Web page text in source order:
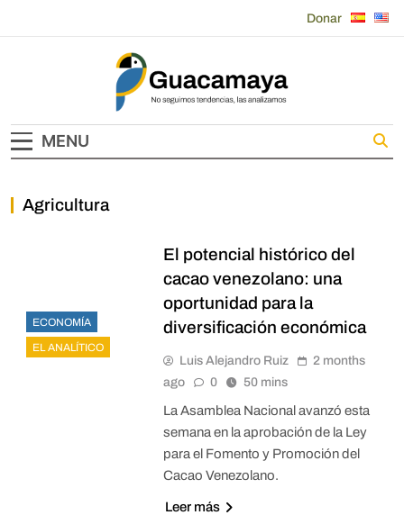
Donar
Guacamaya
MENU
Agricultura
ECONOMÍA
EL ANALÍTICO
El potencial histórico del
cacao venezolano: una
oportunidad para la
diversificación económica
Luis Alejandro Ruiz
2 months
ago
0 50 mins
La Asamblea Nacional avanzó esta
semana en la aprobación de la Ley
para el Fomento y Promoción del
Cacao Venezolano.
Leer más